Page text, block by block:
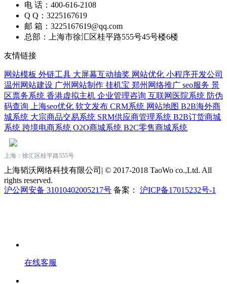
电 话：400-616-2108
Q Q：3225167619
邮 箱：3225167619@qq.com
总部：上海市徐汇区桂平路555号45号楼6楼
友情链接
网站模板 外链工具 大屏幕互动抽奖 网站优化 小程序开发公司
温州网站建设 广州网站制作 挂机宝 郑州网络推广 seo服务 景
区票务系统 香港虚拟主机 企业管理咨询 互联网医院系统 防伪
码查询
上海seo优化 软文发布 CRM系统 网站地图 B2B海外商
城系统 大宗商品交易系统 SRM供应商管理系统 B2B订货商城
系统 跨境电商系统 O2O商城系统 B2C零售商城系统
上海：徐汇区桂平路555号
上海韬沃网络科技有限公司| © 2017-2018 TaoWo co.,Ltd. All
rights reserved.
沪公网安备 31010402005217号 备案： 沪ICP备17015232号-1
在线客服